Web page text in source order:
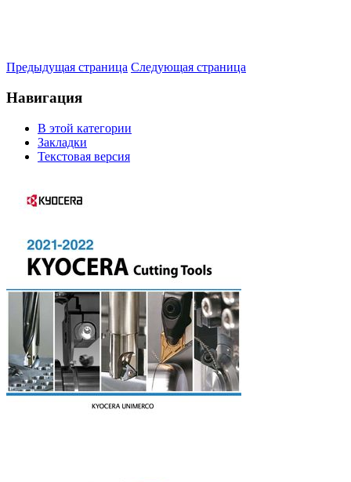
Предыдущая страница Следующая страница
Навигация
В этой категории
Закладки
Текстовая версия